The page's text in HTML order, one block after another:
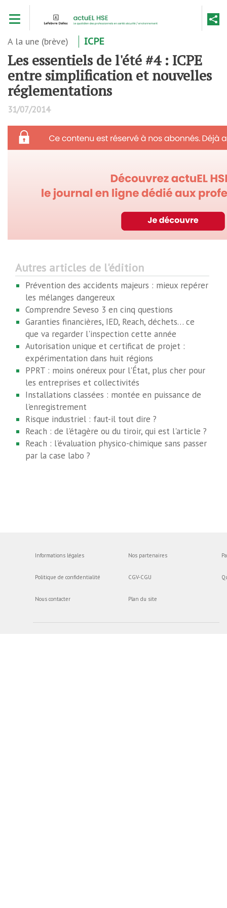
contenu
A la une (brève) ICPE
Les essentiels de l'été #4 : ICPE
entre simplification et nouvelles
réglementations
31/07/2014
Autres articles de l'édition
Prévention des accidents majeurs : mieux repérer
les mélanges dangereux
Comprendre Seveso 3 en cinq questions
Garanties financières, IED, Reach, déchets… ce
que va regarder l'inspection cette année
Autorisation unique et certificat de projet :
expérimentation dans huit régions
PPRT : moins onéreux pour l'État, plus cher pour
les entreprises et collectivités
Installations classées : montée en puissance de
l'enregistrement
Risque industriel : faut-il tout dire ?
Reach : de l'étagère ou du tiroir, qui est l'article ?
Reach : l'évaluation physico-chimique sans passer
par la case labo ?
Informations légales
Politique de confidentialité
Nous contacter
Nos partenaires
CGV-CGU
Plan du site